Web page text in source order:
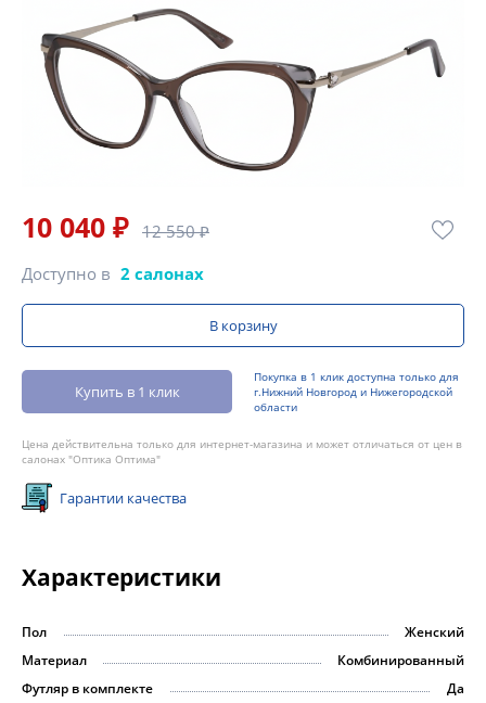
10 040 ₽ 12 550 ₽
Доступно в 2 салонах
В корзину
Купить в 1 клик
Покупка в 1 клик доступна только для
г.Нижний Новгород и Нижегородской
области
Цена действительна только для интернет-магазина и может отличаться от цен в
салонах "Оптика Оптима"
Гарантии качества
Характеристики
Пол
Женский
Материал
Комбинированный
Футляр в комплекте
Да